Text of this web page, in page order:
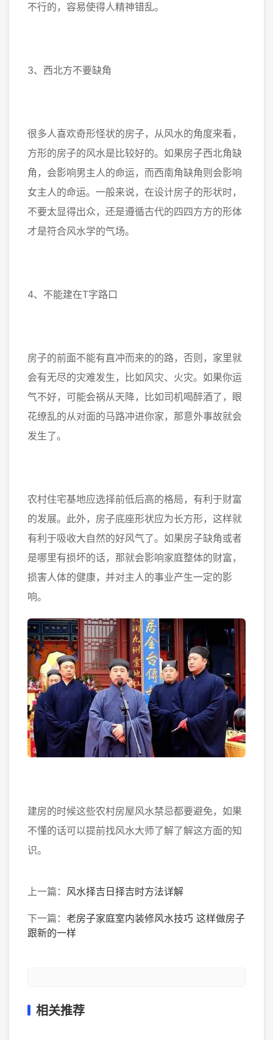
不行的，容易使得人精神错乱。
3、西北方不要缺角
很多人喜欢奇形怪状的房子，从风水的角度来看，
方形的房子的风水是比较好的。如果房子西北角缺
角，会影响男主人的命运，而西南角缺角则会影响
女主人的命运。一般来说，在设计房子的形状时，
不要太显得出众，还是遵循古代的四四方方的形体
才是符合风水学的气场。
4、不能建在T字路口
房子的前面不能有直冲而来的的路，否则，家里就
会有无尽的灾难发生，比如风灾、火灾。如果你运
气不好，可能会祸从天降，比如司机喝醉酒了，眼
花缭乱的从对面的马路冲进你家，那意外事故就会
发生了。
农村住宅基地应选择前低后高的格局，有利于财富
的发展。此外，房子底座形状应为长方形，这样就
有利于吸收大自然的好风气了。如果房子缺角或者
是哪里有损坏的话，那就会影响家庭整体的财富，
损害人体的健康，并对主人的事业产生一定的影
响。
建房的时候这些农村房屋风水禁忌都要避免，如果
不懂的话可以提前找风水大师了解了解这方面的知
识。
上一篇： 风水择吉日择吉时方法详解
下一篇： 老房子家庭室内装修风水技巧 这样做房子
跟新的一样
相关推荐